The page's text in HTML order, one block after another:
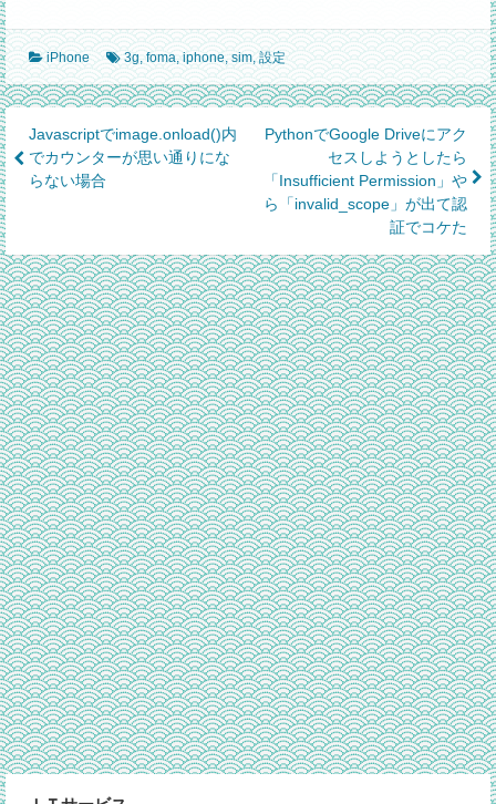
iPhone 3g,foma,iphone,sim,設定
Post
navigation
Javascriptでimage.onload()内
でカウンターが思い通りにな
らない場合
PythonでGoogle Driveにアク
セスしようとしたら
「Insufficient Permission」や
ら「invalid_scope」が出て認
証でコケた